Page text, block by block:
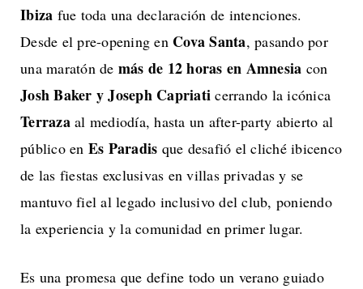
Ibiza fue toda una declaración de intenciones.
Desde el pre-opening en Cova Santa, pasando por
una maratón de más de 12 horas en Amnesia con
Josh Baker y Joseph Capriati cerrando la icónica
Terraza al mediodía, hasta un after-party abierto al
público en Es Paradis que desafió el cliché ibicenco
de las fiestas exclusivas en villas privadas y se
mantuvo fiel al legado inclusivo del club, poniendo
la experiencia y la comunidad en primer lugar.
Es una promesa que define todo un verano guiado